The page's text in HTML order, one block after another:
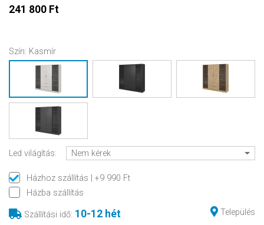
241 800 Ft
Szín: Kasmír
Led világítás: Nem kérek
Házhoz szállítás
| +9 990 Ft
Házba szállítás
Szállítási idő: 10-12 hét
Település